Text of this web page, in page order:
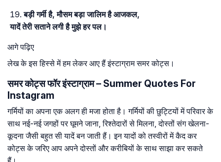
बड़ी गर्मी है, मौसम बड़ा जालिम है आजकल,
यादें तेरी सताने लगी है मुझे हर पल।
आगे पढ़िए
लेख के इस हिस्से में हम लेकर आए हैं इंस्टाग्राम समर कोट्स।
समर कोट्स फॉर इंस्टाग्राम – Summer Quotes For
Instagram
गर्मियों का अपना एक अलग ही मजा होता है। गर्मियों की छुट्टियों में परिवार के
साथ नई-नई जगहों पर घूमने जाना, रिश्तेदारों से मिलना, दोस्तों संग खेलना-
कूदना जैसी बहुत सी यादें बन जाती हैं। इन यादों को तस्वीरों में कैद कर
कोट्स के जरिए आप अपने दोस्तों और करीबियों के साथ साझा कर सकते